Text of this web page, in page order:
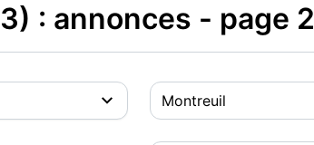
: annonces - page 2